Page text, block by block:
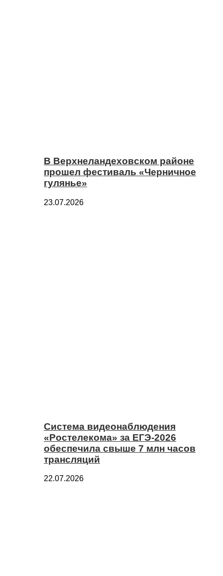
В Верхнеландеховском районе
прошел фестиваль «Черничное
гулянье»
23.07.2026
Система видеонаблюдения
«Ростелекома» за ЕГЭ-2026
обеспечила свыше 7 млн часов
трансляций
22.07.2026